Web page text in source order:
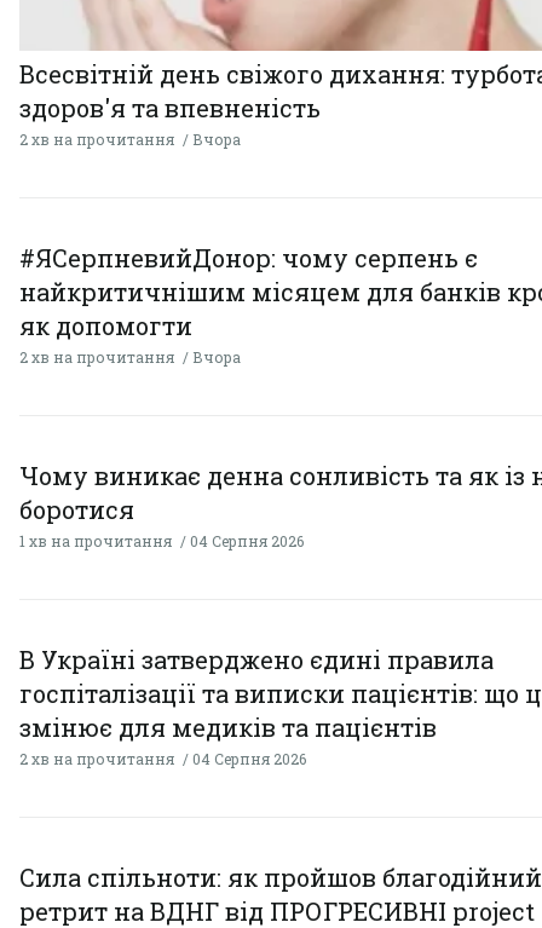
Всесвітній день свіжого дихання:
здоров'я та впевненість
2 хв на прочитання Вчора
#ЯСерпневийДонор: чому серпень є
найкритичнішим місяцем для банків
як допомогти
2 хв на прочитання Вчора
Чому виникає денна сонливість та як із
боротися
1 хв на прочитання 04 Серпня 2026
В Україні затверджено єдині правила
госпіталізації та виписки пацієнтів: що
змінює для медиків та пацієнтів
2 хв на прочитання 04 Серпня 2026
Сила спільноти: як пройшов благодійний
ретрит на ВДНГ від ПРОГРЕСИВНІ project